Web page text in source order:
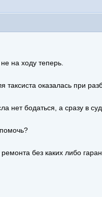
на ходу теперь.
оказалась при
нет бодаться, а сразу в
без каких либо